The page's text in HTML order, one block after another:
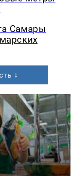
Самары
↓